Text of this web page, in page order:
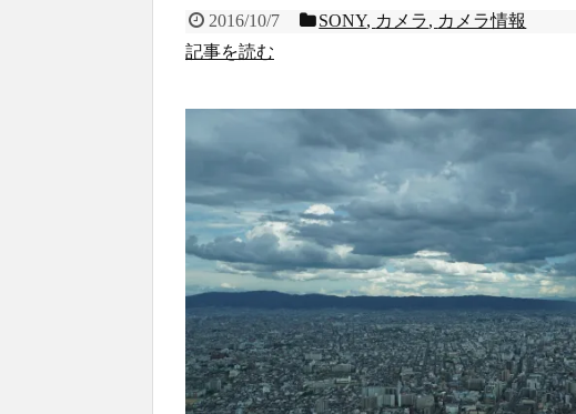
2016/10/7 SONY, カメラ, カメラ情報
記事を読む